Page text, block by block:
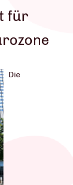
für
Die